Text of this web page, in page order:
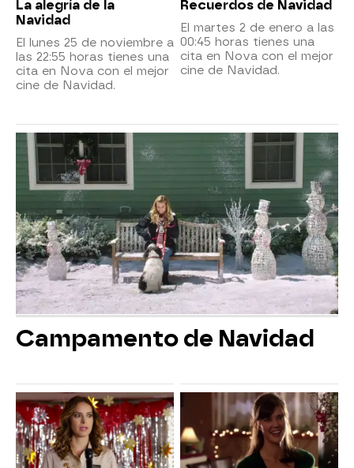
La alegría de la
Navidad
El lunes 25 de noviembre a
las 22:55 horas tienes una
cita en Nova con el mejor
cine de Navidad.
Recuerdos de Navidad
El martes 2 de enero a las
00:45 horas tienes una
cita en Nova con el mejor
cine de Navidad.
Campamento de Navidad